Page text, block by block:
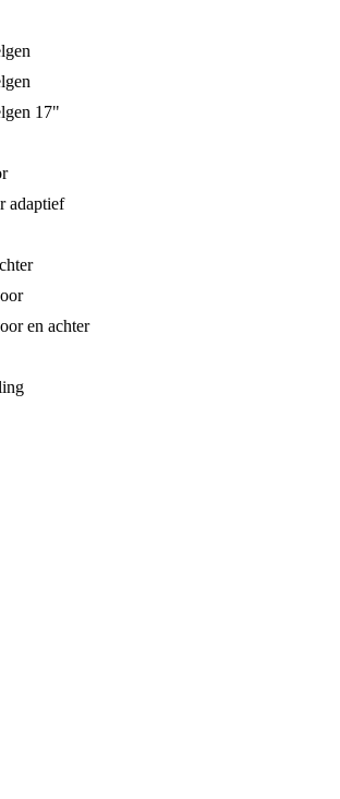
17"
adaptief
en achter